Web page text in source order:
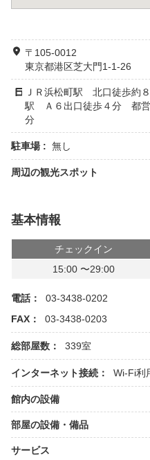
〒105-0012
東京都港区芝大門1-1-26
ＪＲ浜松町駅 北口徒歩約
駅 Ａ６出口徒歩４分 都営
分
駐車場 : 無し
周辺の観光スポット
基本情報
チェックイン
15:00 〜29:00
電話：
03-3438-0202
FAX：
03-3438-0203
総部屋数： 339室
インターネット接続： Wi-Fi利
館内の設備
部屋の設備・備品
サービス